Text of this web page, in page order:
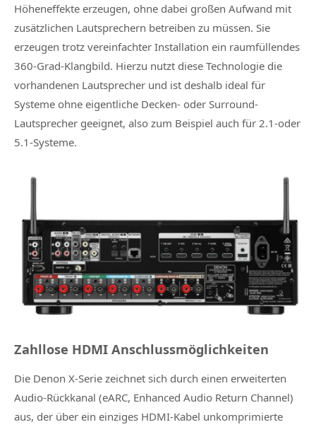
Höheneffekte erzeugen, ohne dabei großen Aufwand mit
zusätzlichen Lautsprechern betreiben zu müssen. Sie
erzeugen trotz vereinfachter Installation ein raumfüllendes
360-Grad-Klangbild. Hierzu nutzt diese Technologie die
vorhandenen Lautsprecher und ist deshalb ideal für
Systeme ohne eigentliche Decken- oder Surround-
Lautsprecher geeignet, also zum Beispiel auch für 2.1-oder
5.1-Systeme.
Zahllose HDMI Anschlussmöglichkeiten
Die Denon X-Serie zeichnet sich durch einen erweiterten
Audio-Rückkanal (eARC, Enhanced Audio Return Channel)
aus, der über ein einziges HDMI-Kabel unkomprimierte